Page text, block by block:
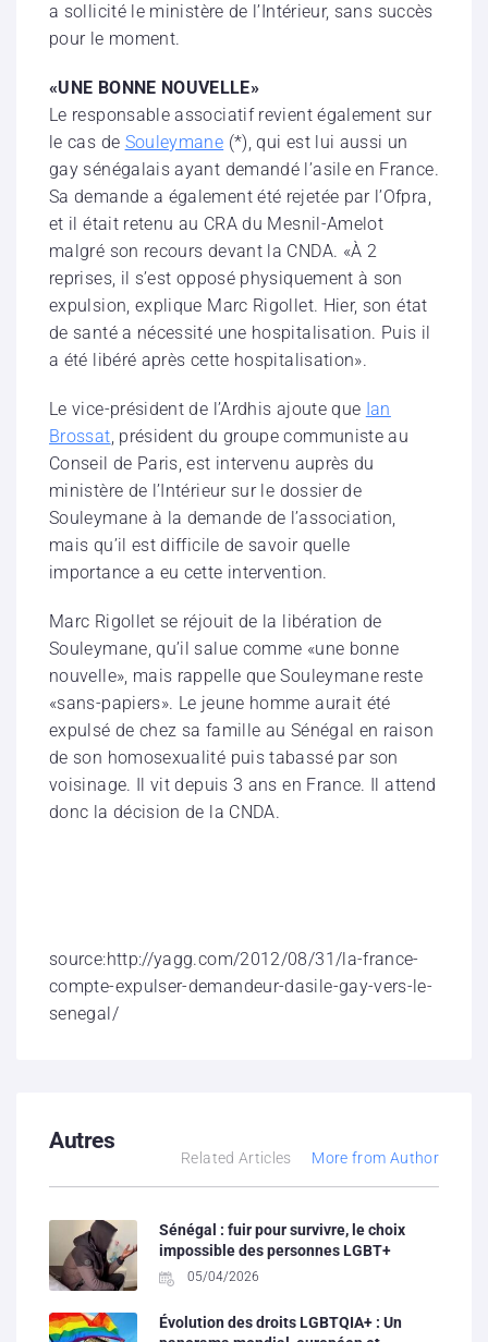
a sollicité le ministère de l’Intérieur, sans succès
pour le moment.
«UNE BONNE NOUVELLE»
Le responsable associatif revient également sur
le cas de Souleymane (*), qui est lui aussi un
gay sénégalais ayant demandé l’asile en France.
Sa demande a également été rejetée par l’Ofpra,
et il était retenu au CRA du Mesnil-Amelot
malgré son recours devant la CNDA. «À 2
reprises, il s’est opposé physiquement à son
expulsion, explique Marc Rigollet. Hier, son état
de santé a nécessité une hospitalisation. Puis il
a été libéré après cette hospitalisation».
Le vice-président de l’Ardhis ajoute que Ian
Brossat, président du groupe communiste au
Conseil de Paris, est intervenu auprès du
ministère de l’Intérieur sur le dossier de
Souleymane à la demande de l’association,
mais qu’il est difficile de savoir quelle
importance a eu cette intervention.
Marc Rigollet se réjouit de la libération de
Souleymane, qu’il salue comme «une bonne
nouvelle», mais rappelle que Souleymane reste
«sans-papiers». Le jeune homme aurait été
expulsé de chez sa famille au Sénégal en raison
de son homosexualité puis tabassé par son
voisinage. Il vit depuis 3 ans en France. Il attend
donc la décision de la CNDA.
source:http://yagg.com/2012/08/31/la-france-
compte-expulser-demandeur-dasile-gay-vers-le-
senegal/
Autres
Related Articles More from Author
Sénégal : fuir pour survivre, le choix
impossible des personnes LGBT+
05/04/2026
Évolution des droits LGBTQIA+ : Un